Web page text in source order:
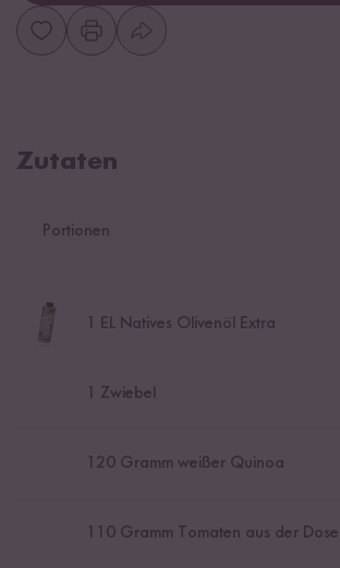
Zutaten
Portionen
EL Natives Olivenöl Extra
1 Zwiebel
120 Gramm weißer Quinoa
110 Gramm Tomaten aus der Dose